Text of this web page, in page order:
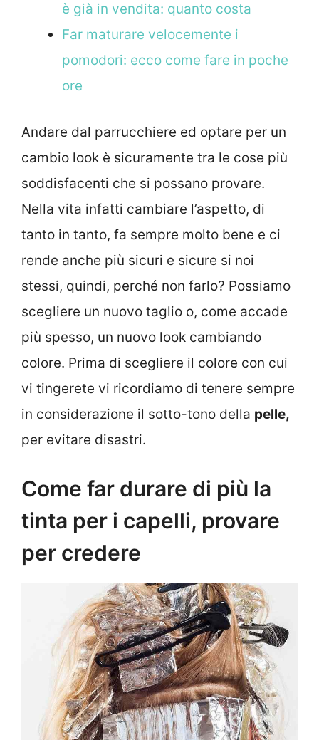
è già in vendita: quanto costa
Far maturare velocemente i
pomodori: ecco come fare in poche
ore
Andare dal parrucchiere ed optare per un
cambio look è sicuramente tra le cose più
soddisfacenti che si possano provare.
Nella vita infatti cambiare l’aspetto, di
tanto in tanto, fa sempre molto bene e ci
rende anche più sicuri e sicure si noi
stessi, quindi, perché non farlo? Possiamo
scegliere un nuovo taglio o, come accade
più spesso, un nuovo look cambiando
colore. Prima di scegliere il colore con cui
vi tingerete vi ricordiamo di tenere sempre
in considerazione il sotto-tono della pelle,
per evitare disastri.
Come far durare di più la
tinta per i capelli, provare
per credere